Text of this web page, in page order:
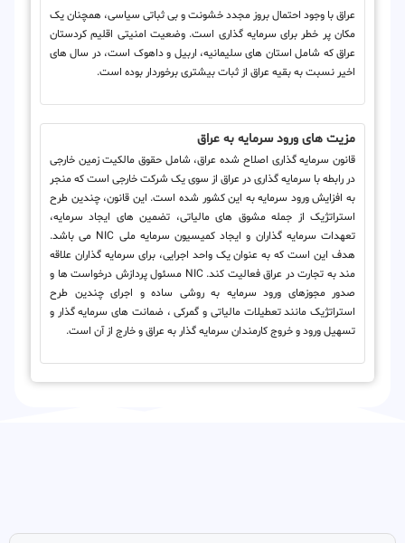
عراق با وجود احتمال بروز مجدد خشونت و بی ثباتی سیاسی، همچنان یک
مکان پر خطر برای سرمایه گذاری است. وضعیت امنیتی اقلیم کردستان
عراق که شامل استان های سلیمانیه، اربیل و داهوک است، در سال های
اخیر نسبت به بقیه عراق از ثبات بیشتری برخوردار بوده است.
مزیت های ورود سرمایه به عراق
قانون سرمایه گذاری اصلاح شده عراق، شامل حقوق مالکیت زمین خارجی
در رابطه با سرمایه گذاری در عراق از سوی یک شرکت خارجی است که منجر
به افزایش ورود سرمایه به این کشور شده است. این قانون، چندین طرح
استراتژیک از جمله مشوق های مالیاتی، تضمین های ایجاد سرمایه،
تعهدات سرمایه گذاران و ایجاد کمیسیون سرمایه ملی NIC می باشد.
هدف این است که به عنوان یک واحد اجرایی، برای سرمایه گذاران علاقه
مند به تجارت در عراق فعالیت کند. NIC مسئول پردازش درخواست ها و
صدور مجوزهای ورود سرمایه به روشی ساده و اجرای چندین طرح
استراتژیک مانند تعطیلات مالیاتی و گمرکی ، ضمانت های سرمایه گذار و
تسهیل ورود و خروج کارمندان سرمایه گذار به عراق و خارج از آن است.